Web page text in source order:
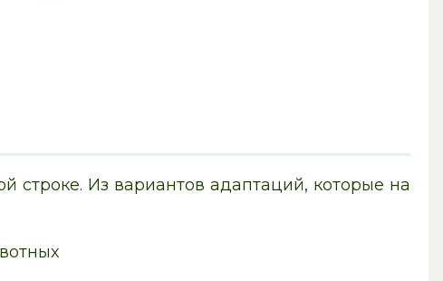
строке. Из вариантов адаптаций, которые на